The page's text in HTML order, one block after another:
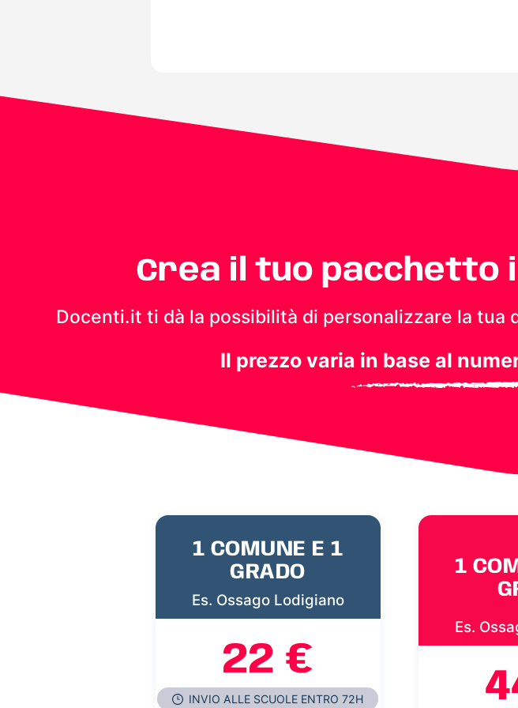
Crea il tuo pacchetto
Docenti.it ti dà la possibilità di personalizzare la tua
Il prezzo varia in base al
1 COMUNE E 1
GRADO
Es. Ossago Lodigiano
22 €
INVIO ALLE SCUOLE ENTRO 72H
1
Es.